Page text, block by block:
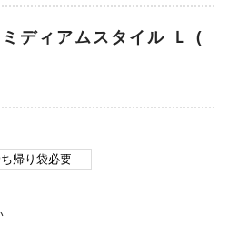
ディアムスタイル Ｌ (
帰り袋必要